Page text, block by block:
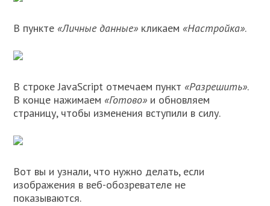
В пункте«Личные данные» кликаем«Настройка».
В строке JavaScript отмечаем пункт«Разрешить».
В конце нажимаем«Готово» и обновляем
страницу, чтобы изменения вступили в силу.
Вот вы и узнали, что нужно делать, если
изображения в веб-обозревателе не
показываются.